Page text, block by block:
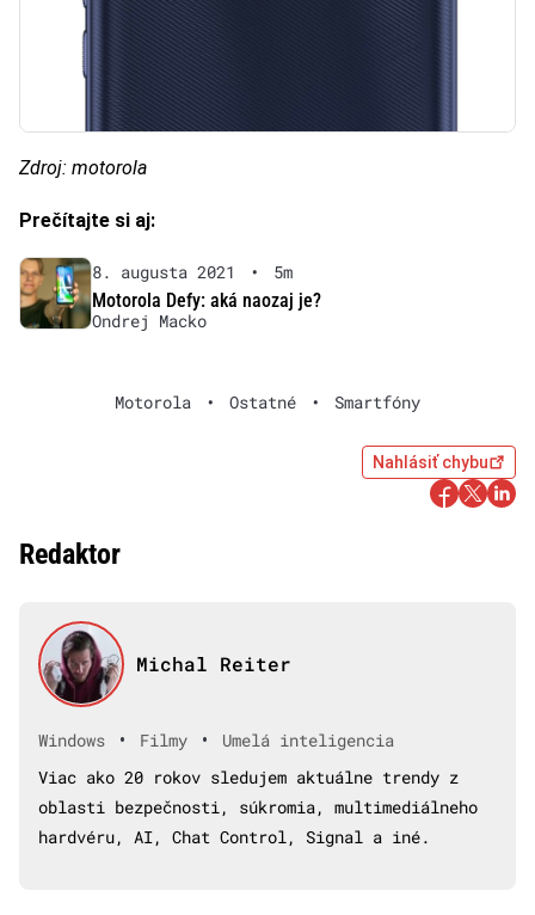
Zdroj: motorola
Prečítajte si aj:
8. augusta 2021 •
5m
Motorola Defy: aká naozaj je?
Ondrej Macko
Motorola • Ostatné • Smartfóny
Nahlásiť chybu
Redaktor
Michal Reiter
Windows • Filmy •
Umelá inteligencia
Viac ako 20 rokov sledujem aktuálne trendy z
oblasti bezpečnosti, súkromia, multimediálneho
hardvéru, AI, Chat Control, Signal a iné.